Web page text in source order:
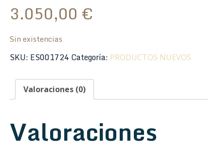
3.050,00 €
Sin existencias
SKU: ES001724 Categoría: PRODUCTOS NUEVOS
Valoraciones (0)
Valoraciones